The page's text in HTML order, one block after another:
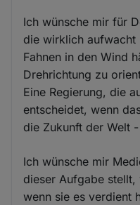
Ich wünsche mir für
die wirklich aufwacht
Fahnen in den Wind
Drehrichtung zu
Eine Regierung, die
entscheidet, wenn
die Zukunft der Welt
Ich wünsche mir
dieser Aufgabe
wenn sie es verdient